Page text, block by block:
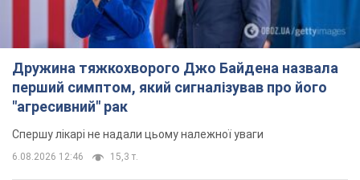
Дружина тяжкохворого Джо Байдена назвала
перший симптом, який сигналізував про його
"агресивний" рак
Спершу лікарі не надали цьому належної уваги
6.08.2026 12:46 15,3 т.